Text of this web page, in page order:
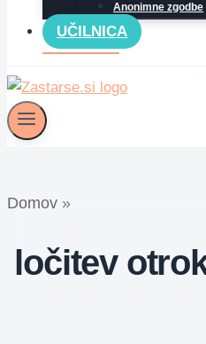
Anonimne zgodbe
UČILNICA
Domov »
ločitev